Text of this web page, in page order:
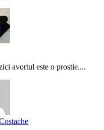
avortul este o prostie....